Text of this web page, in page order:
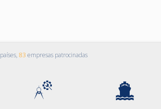
países, 83 empresas patrocinadas